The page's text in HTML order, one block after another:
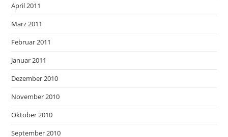
April 2011
März 2011
Februar 2011
Januar 2011
Dezember 2010
November 2010
Oktober 2010
September 2010